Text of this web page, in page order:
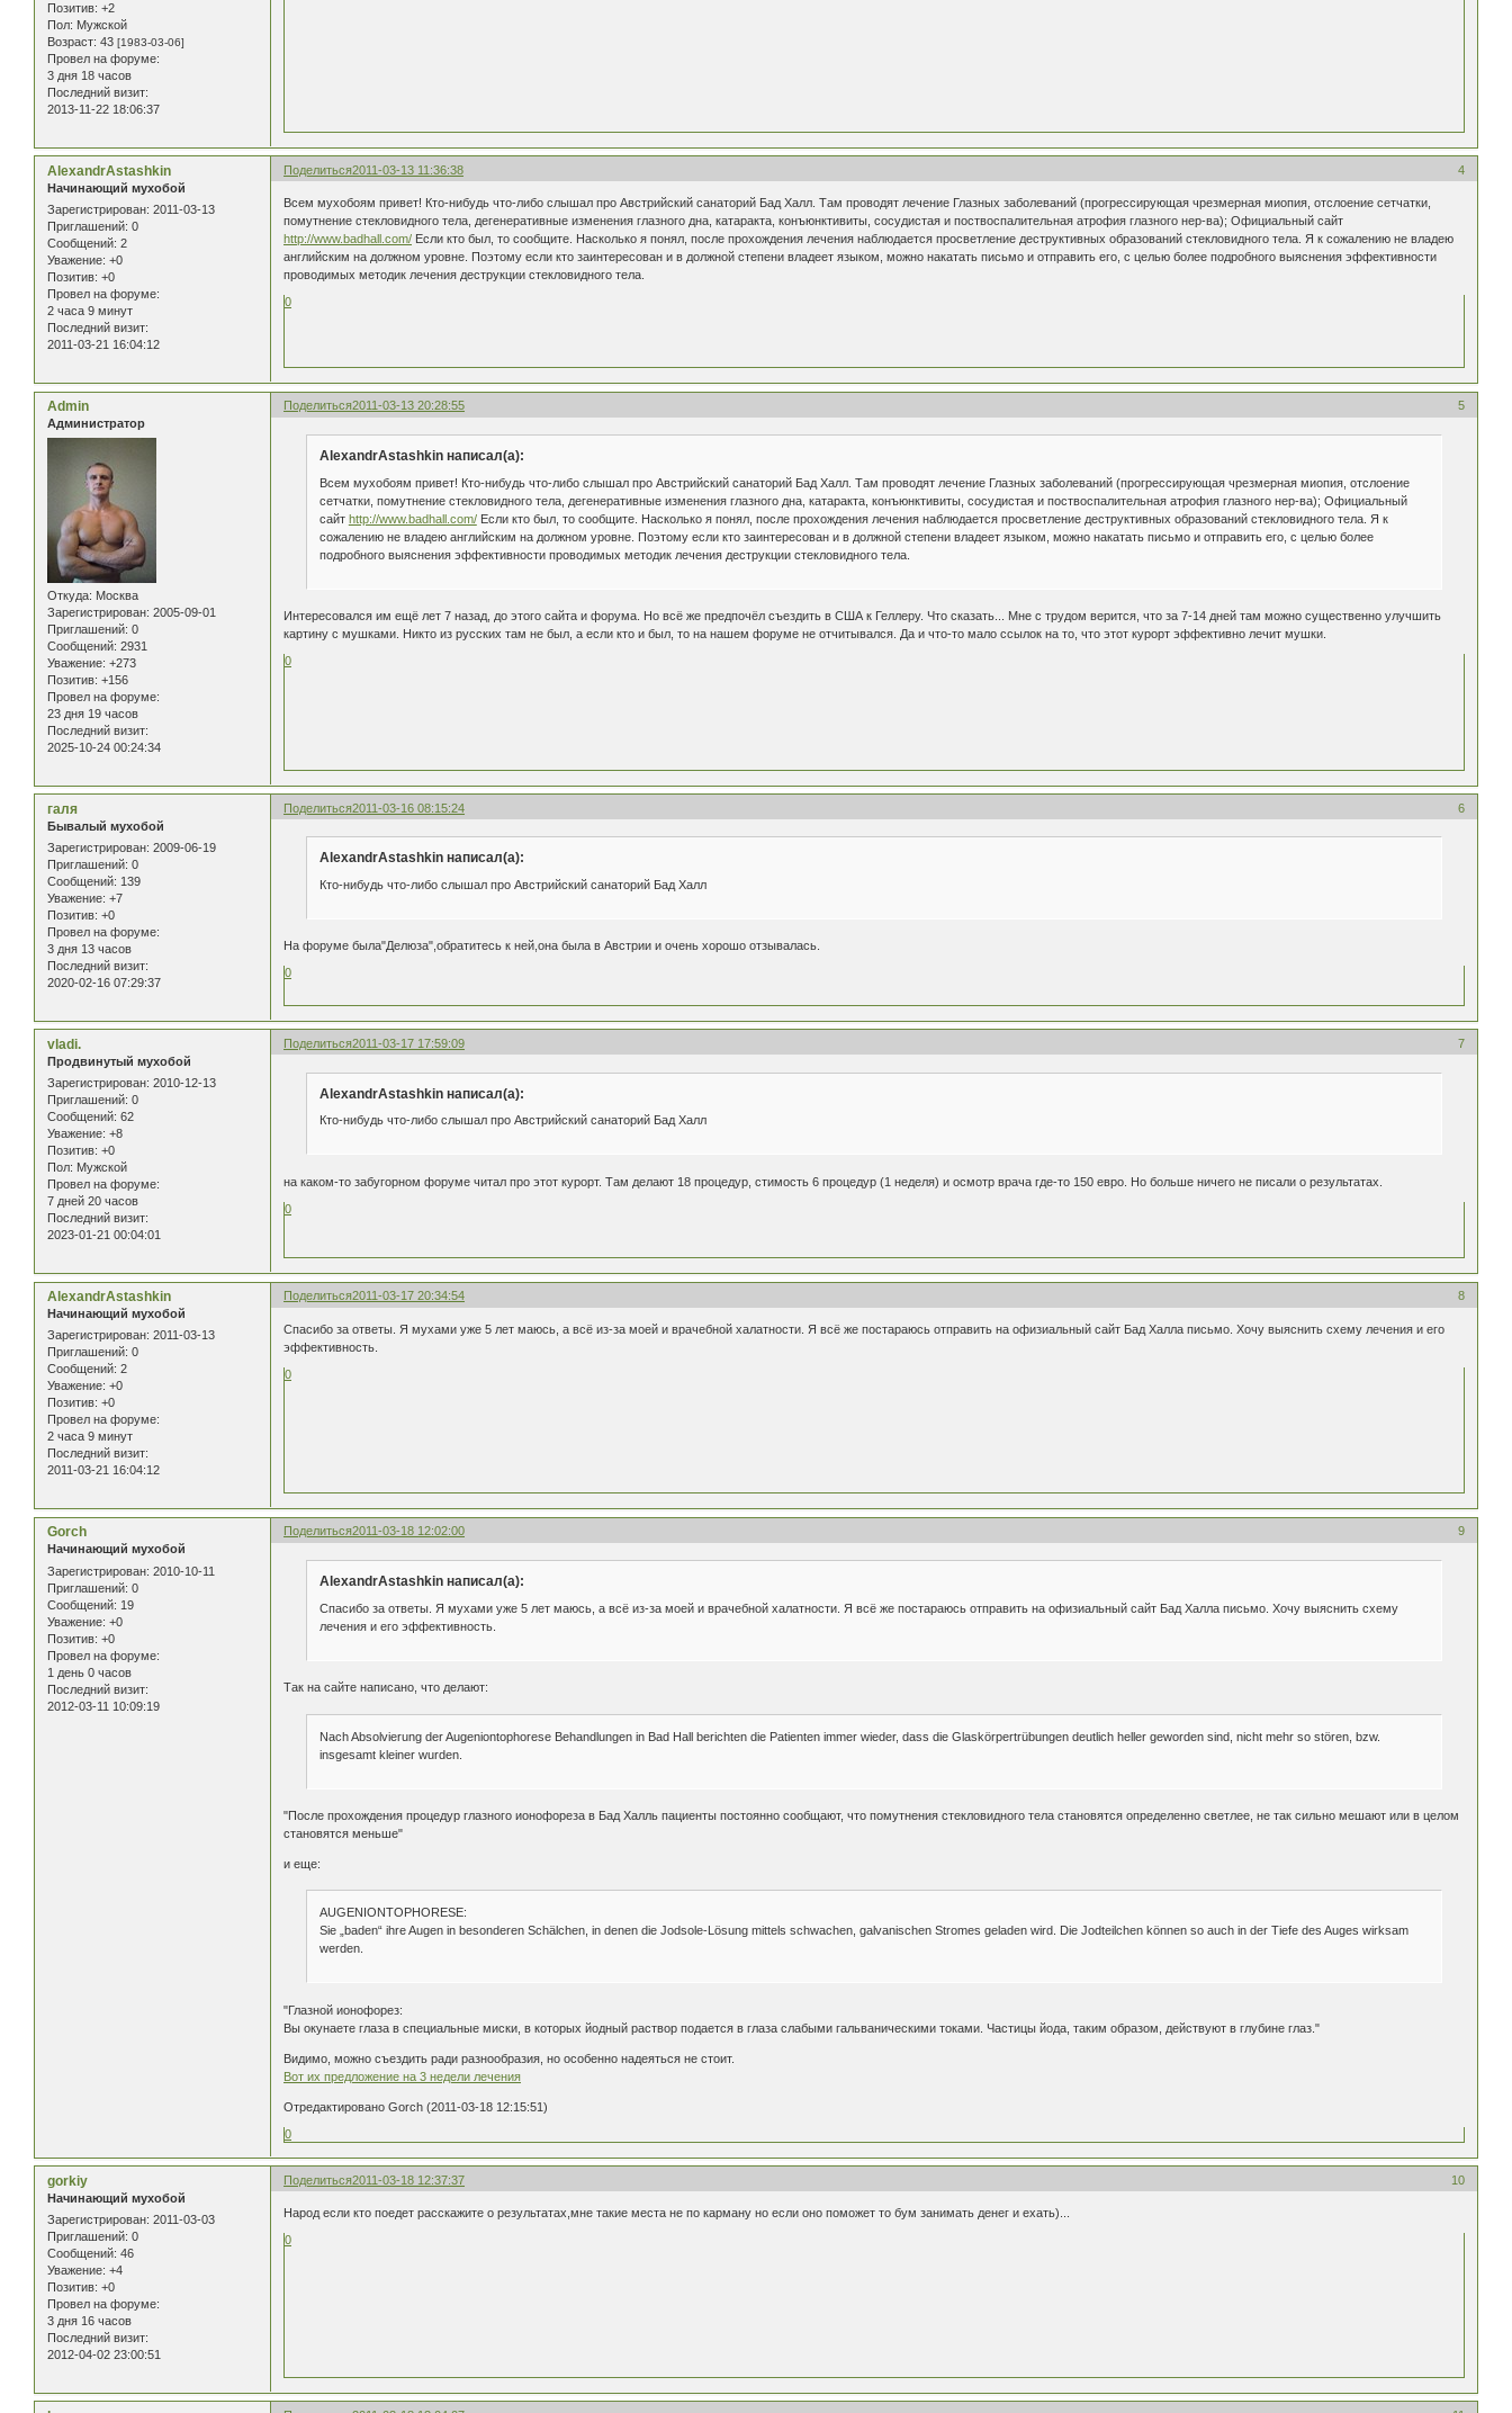
Позитив: +2
Пол: Мужской
Возраст: 43 [1983-03-06]
Провел на форуме:
3 дня 18 часов
Последний визит:
2013-11-22 18:06:37
Поделиться 4
2011-03-13 11:36:38
AlexandrAstashkin
Начинающий мухобой
Зарегистрирован: 2011-03-13
Приглашений: 0
Сообщений: 2
Уважение: +0
Позитив: +0
Провел на форуме:
2 часа 9 минут
Последний визит:
2011-03-21 16:04:12
Всем мухобоям привет! Кто-нибудь что-либо слышал про Австрийский санаторий Бад Халл. Там проводят лечение Глазных заболеваний (прогрессирующая чрезмерная миопия, отслоение сетчатки,
помутнение стекловидного тела, дегенеративные изменения глазного дна, катаракта, конъюнктивиты, сосудистая и поствоспалительная атрофия глазного нер-ва); Официальный сайт
http://www.badhall.com/ Если кто был, то сообщите. Насколько я понял, после прохождения лечения наблюдается просветление деструктивных образований стекловидного тела. Я к сожалению не владею
английским на должном уровне. Поэтому если кто заинтересован и в должной степени владеет языком, можно накатать письмо и отправить его, с целью более подробного выяснения эффективности
проводимых методик лечения деструкции стекловидного тела.
0
Поделиться 5
2011-03-13 20:28:55
Admin
Администратор
Откуда: Москва
Зарегистрирован: 2005-09-01
Приглашений: 0
Сообщений: 2931
Уважение: +273
Позитив: +156
Провел на форуме:
23 дня 19 часов
Последний визит:
2025-10-24 00:24:34
AlexandrAstashkin написал(а):
Всем мухобоям привет! Кто-нибудь что-либо слышал про Австрийский санаторий Бад Халл. Там проводят лечение Глазных заболеваний (прогрессирующая чрезмерная миопия, отслоение
сетчатки, помутнение стекловидного тела, дегенеративные изменения глазного дна, катаракта, конъюнктивиты, сосудистая и поствоспалительная атрофия глазного нер-ва); Официальный
сайт http://www.badhall.com/Если кто был, то сообщите. Насколько я понял, после прохождения лечения наблюдается просветление деструктивных образований стекловидного тела. Я к
сожалению не владею английским на должном уровне. Поэтому если кто заинтересован и в должной степени владеет языком, можно накатать письмо и отправить его, с целью более
подробного выяснения эффективности проводимых методик лечения деструкции стекловидного тела.
Интересовался им ещё лет 7 назад, до этого сайта и форума. Но всё же предпочёл съездить в США к Геллеру. Что сказать... Мне с трудом верится, что за 7-14 дней там можно существенно улучшить
картину с мушками. Никто из русских там не был, а если кто и был, то на нашем форуме не отчитывался. Да и что-то мало ссылок на то, что этот курорт эффективно лечит мушки.
0
Поделиться 6
2011-03-16 08:15:24
галя
Бывалый мухобой
Зарегистрирован: 2009-06-19
Приглашений: 0
Сообщений: 139
Уважение: +7
Позитив: +0
Провел на форуме:
3 дня 13 часов
Последний визит:
2020-02-16 07:29:37
AlexandrAstashkin написал(а):
Кто-нибудь что-либо слышал про Австрийский санаторий Бад Халл
На форуме была"Делюза",обратитесь к ней,она была в Австрии и очень хорошо отзывалась.
0
Поделиться 7
2011-03-17 17:59:09
vladi.
Продвинутый мухобой
Зарегистрирован: 2010-12-13
Приглашений: 0
Сообщений: 62
Уважение: +8
Позитив: +0
Пол: Мужской
Провел на форуме:
7 дней 20 часов
Последний визит:
2023-01-21 00:04:01
AlexandrAstashkin написал(а):
Кто-нибудь что-либо слышал про Австрийский санаторий Бад Халл
на каком-то забугорном форуме читал про этот курорт. Там делают 18 процедур, стимость 6 процедур (1 неделя) и осмотр врача где-то 150 евро. Но больше ничего не писали о результатах.
0
Поделиться 8
2011-03-17 20:34:54
AlexandrAstashkin
Начинающий мухобой
Зарегистрирован: 2011-03-13
Приглашений: 0
Сообщений: 2
Уважение: +0
Позитив: +0
Провел на форуме:
2 часа 9 минут
Последний визит:
2011-03-21 16:04:12
Спасибо за ответы. Я мухами уже 5 лет маюсь, а всё из-за моей и врачебной халатности. Я всё же постараюсь отправить на офизиальный сайт Бад Халла письмо. Хочу выяснить схему лечения и его
эффективность.
0
Поделиться 9
2011-03-18 12:02:00
Gorch
Начинающий мухобой
Зарегистрирован: 2010-10-11
Приглашений: 0
Сообщений: 19
Уважение: +0
Позитив: +0
Провел на форуме:
1 день 0 часов
Последний визит:
2012-03-11 10:09:19
AlexandrAstashkin написал(а):
Спасибо за ответы. Я мухами уже 5 лет маюсь, а всё из-за моей и врачебной халатности. Я всё же постараюсь отправить на офизиальный сайт Бад Халла письмо. Хочу выяснить схему
лечения и его эффективность.
Так на сайте написано, что делают:
Nach Absolvierung der Augeniontophorese Behandlungen in Bad Hall berichten die Patienten immer wieder, dass die Glaskörpertrübungen deutlich heller geworden sind, nicht mehr so stören, bzw.
insgesamt kleiner wurden.
"После прохождения процедур глазного ионофореза в Бад Халль пациенты постоянно сообщают, что помутнения стекловидного тела становятся определенно светлее, не так сильно мешают или в целом
становятся меньше"
и еще:
AUGENIONTOPHORESE:
Sie „baden“ ihre Augen in besonderen Schälchen, in denen die Jodsole-Lösung mittels schwachen, galvanischen Stromes geladen wird. Die Jodteilchen können so auch in der Tiefe des Auges wirksam
werden.
"Глазной ионофорез:
Вы окунаете глаза в специальные миски, в которых йодный раствор подается в глаза слабыми гальваническими токами. Частицы йода, таким образом, действуют в глубине глаз."
Видимо, можно съездить ради разнообразия, но особенно надеяться не стоит.
Вот их предложение на 3 недели лечения
Отредактировано Gorch (2011-03-18 12:15:51)
0
Поделиться 10
2011-03-18 12:37:37
gorkiy
Начинающий мухобой
Зарегистрирован: 2011-03-03
Приглашений: 0
Сообщений: 46
Уважение: +4
Позитив: +0
Провел на форуме:
3 дня 16 часов
Последний визит:
2012-04-02 23:00:51
Народ если кто поедет расскажите о результатах,мне такие места не по карману но если оно поможет то бум занимать денег и ехать)...
0